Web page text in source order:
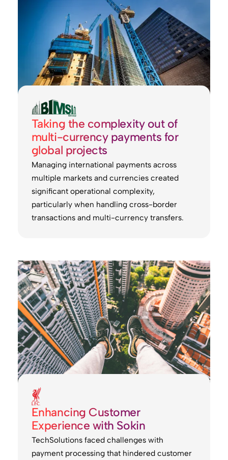
Taking the complexity out of
multi-currency payments for
global projects
Managing international payments across
multiple markets and currencies created
significant operational complexity,
particularly when handling cross-border
transactions and multi-currency transfers.
Enhancing Customer
Experience with Sokin
TechSolutions faced challenges with
payment processing that hindered customer